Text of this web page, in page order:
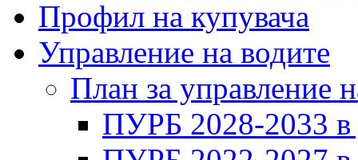
Профил на купувача
Управление на водите
План за управление
ПУРБ 2028-2033 в